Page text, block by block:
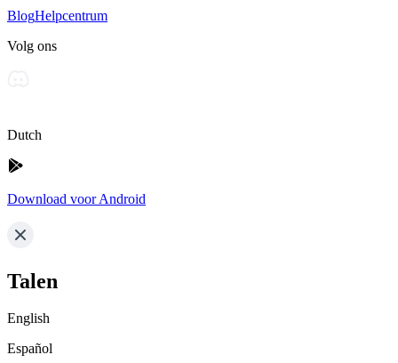
BlogHelpcentrum
Volg ons
Dutch
Download voor Android
Talen
English
Español